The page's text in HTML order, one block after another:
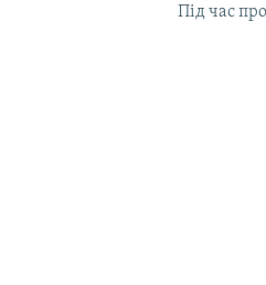
Під час